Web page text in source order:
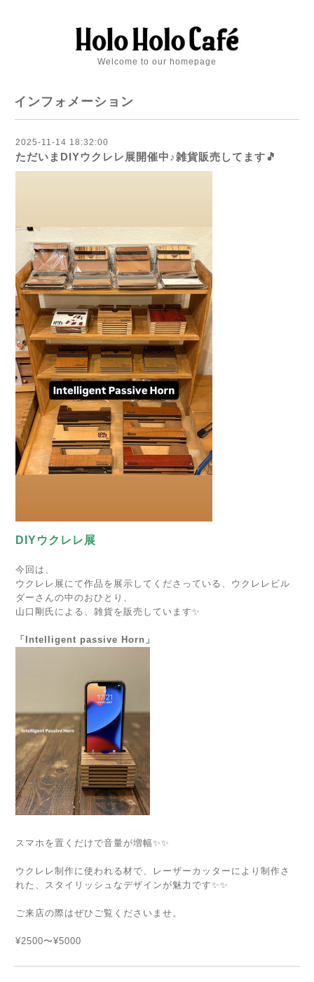
Welcome to our homepage
インフォメーション
2025-11-14 18:32:00
ただいまDIYウクレレ展開催中♪雑貨販売してます🎵
DIYウクレレ展
今回は、
ウクレレ展にて作品を展示してくださっている、ウクレレビル
ダーさんの中のおひとり、
山口剛氏による、雑貨を販売しています✨
「Intelligent passive Horn」
スマホを置くだけで音量が増幅✨✨
ウクレレ制作に使われる材で、レーザーカッターにより制作さ
れた、スタイリッシュなデザインが魅力です✨✨
ご来店の際はぜひご覧くださいませ。
¥2500〜¥5000